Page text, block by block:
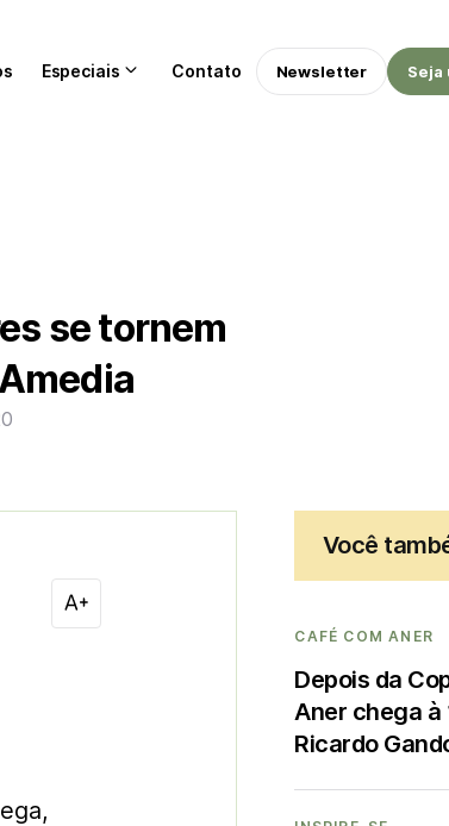
Especiais Contato Newsletter Seja
se tornem
Você
CAFÉ COM ANER
Depois da
Aner chega à
Ricardo